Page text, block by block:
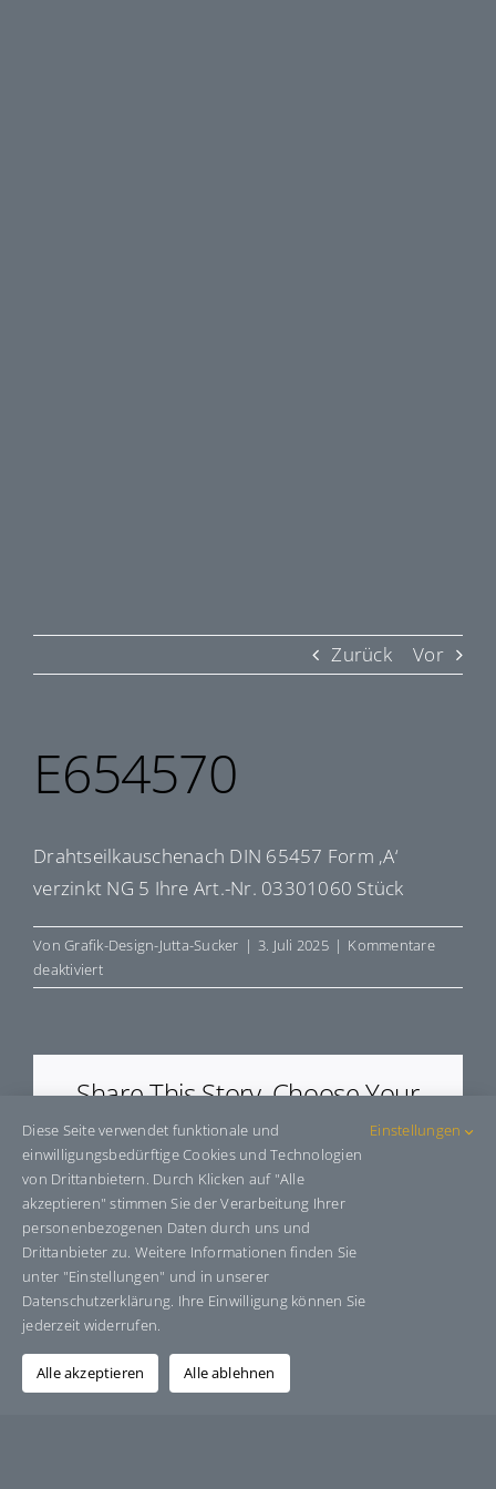
Zurück Vor
E654570
Drahtseilkauschenach DIN 65457 Form ‚A‘
verzinkt NG 5 Ihre Art.-Nr. 03301060 Stück
VonGrafik-Design-Jutta-Sucker | 3. Juli 2025 | Kommentare
deaktiviertfür
E654570
Share This Story, Choose Your
Platform!
Facebook Bluesky WhatsAppTelegram
E-
Mail
Über den Autor: Grafik-Design-Jutta-Sucker
Diese Seite verwendet funktionale und
einwilligungsbedürftige Cookies und Technologien
von Drittanbietern. Durch Klicken auf "Alle
akzeptieren" stimmen Sie der Verarbeitung Ihrer
personenbezogenen Daten durch uns und
Drittanbieter zu. Weitere Informationen finden Sie
unter "Einstellungen" und in unserer
Datenschutzerklärung. Ihre Einwilligung können Sie
jederzeit widerrufen.
Einstellungen
Alle akzeptieren Alle ablehnen